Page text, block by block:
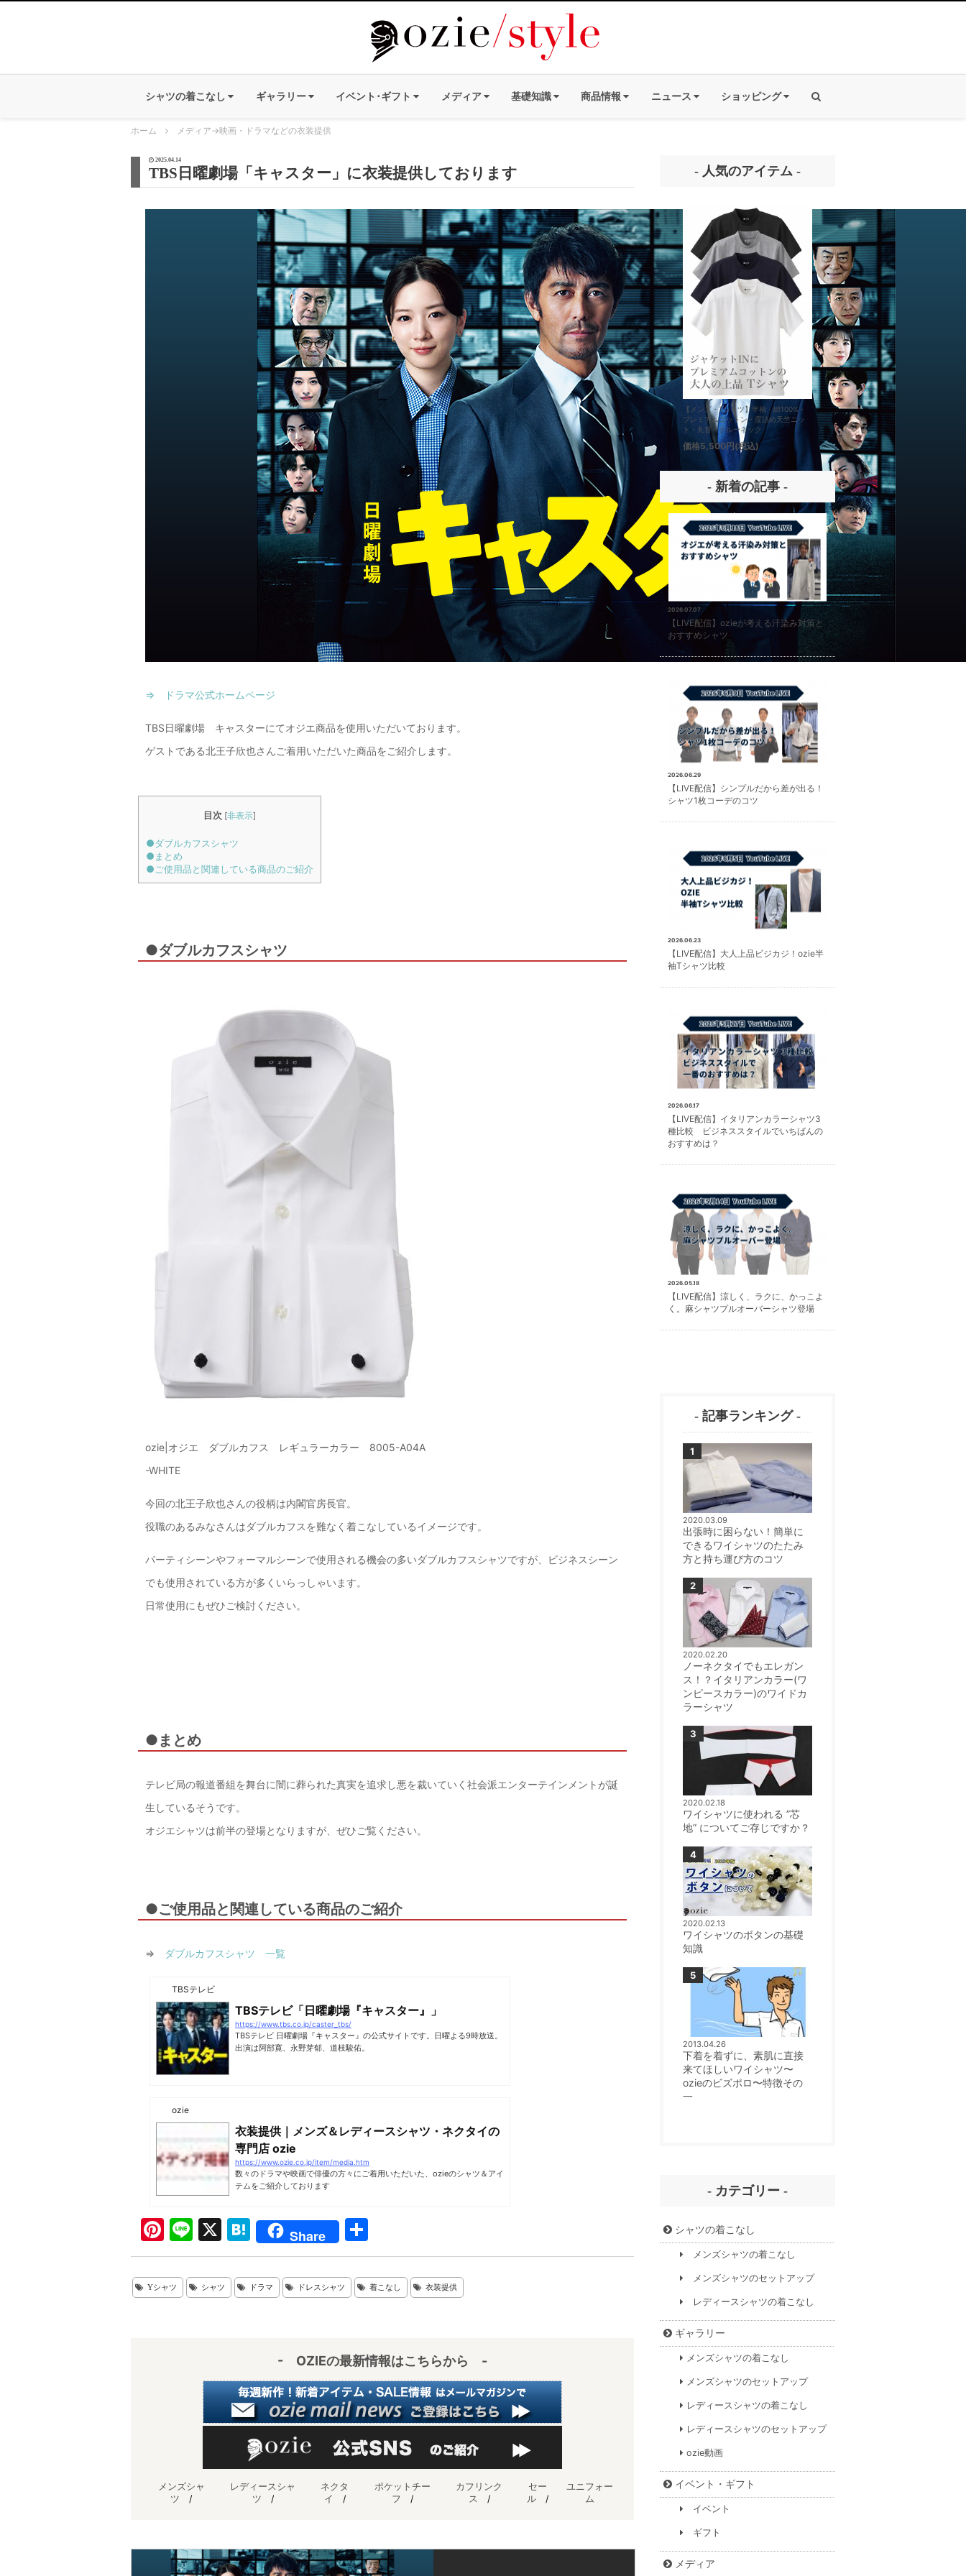
シャツの着こなし ギャラリー イベント･ギフト メディア 基礎知識 商品情報 ニュース ショッピング
ホーム メディア→映画・ドラマなどの衣装提供
2025.04.14
TBS日曜劇場「キャスター」に衣装提供しております
⇒ ドラマ公式ホームページ
TBS日曜劇場 キャスターにてオジエ商品を使用いただいております。
ゲストである北王子欣也さんご着用いただいた商品をご紹介します。
目次 [非表示]
●ダブルカフスシャツ
●まとめ
●ご使用品と関連している商品のご紹介
●ダブルカフスシャツ
ozie|オジエ ダブルカフス レギュラーカラー 8005-A04A
-WHITE
今回の北王子欣也さんの役柄は内閣官房長官。
役職のあるみなさんはダブルカフスを難なく着こなしているイメージです。
パーティシーンやフォーマルシーンで使用される機会の多いダブルカフスシャツですが、ビジネスシーン
でも使用されている方が多くいらっしゃいます。
日常使用にもぜひご検討ください。
●まとめ
テレビ局の報道番組を舞台に闇に葬られた真実を追求し悪を裁いていく社会派エンターテインメントが誕
生しているそうです。
オジエシャツは前半の登場となりますが、ぜひご覧ください。
●ご使用品と関連している商品のご紹介
⇒ ダブルカフスシャツ 一覧
TBSテレビ
TBSテレビ「日曜劇場『キャスター』」
https://www.tbs.co.jp/caster_tbs/
TBSテレビ 日曜劇場『キャスター』の公式サイトです。日曜よる9時放送。
出演は阿部寛、永野芽郁、道枝駿佑。
ozie
衣装提供｜メンズ＆レディースシャツ・ネクタイの
専門店 ozie
https://www.ozie.co.jp/item/media.htm
数々のドラマや映画で俳優の方々にご着用いただいた、ozieのシャツ＆アイ
テムをご紹介しております
Pi
nt
er
e
Li
n
e
X
H
at
e
n
Share
有
Yシャツ シャツ ドラマ ドレスシャツ 着こなし 衣装提供
- OZIEの最新情報はこちらから -
メンズシャ
ツ /
レディースシャ
ツ /
ネクタ
イ
/
ポケットチー
フ /
カフリンク
ス /
セー
ル/
ユニフォー
ム
- 人気のアイテム -
【メンズ・ドレスシャツ・ワイシャツ・
半袖】ナチュラルフィット・クールマッ
クス・ドライ・形態安定・オックスフォ
ード・イタリアンカラー・ボタンダウ
ン・スキッパー・第一ボタン無し
(税込)
【メンズ・Tシャツ】半袖・綿100%・
プレミアムコットン・度詰め天竺ニッ
ト・丸首・クルーネック
価格5,500円 (税込)
【メンズ・ドレスシャツ・ワイ
ナチュラルフィット・アイスコ
プレミアムコットン・イージー
タリアンカラー・ボタンダウン
パー・第一ボタン無し
価格8,800円
- 新着の記事 -
2026.07.07
【LIVE配信】ozieが考える汗染み対策と
おすすめシャツ
2026.06.29
【LIVE配信】シンプルだから差が出る！
シャツ1枚コーデのコツ
2026.06.23
【LIVE配信】大人上品ビジカジ！ozie半
袖Tシャツ比較
2026.06.17
【LIVE配信】イタリアンカラーシャツ3
種比較 ビジネススタイルでいちばんの
おすすめは？
2026.05.18
【LIVE配信】涼しく、ラクに、かっこよ
く。麻シャツプルオーバーシャツ登場
- 記事ランキング -
2020.03.09
出張時に困らない！簡単に
できるワイシャツのたたみ
方と持ち運び方のコツ
2020.02.20
ノーネクタイでもエレガン
ス！？イタリアンカラー(ワ
ンピースカラー)のワイドカ
ラーシャツ
2020.02.18
ワイシャツに使われる ”芯
地” についてご存じですか？
2020.02.13
ワイシャツのボタンの基礎
知識
2013.04.26
下着を着ずに、素肌に直接
来てほしいワイシャツ〜
ozieのビズポロ〜特徴その
一
- カテゴリー -
シャツの着こなし
メンズシャツの着こなし
メンズシャツのセットアップ
レディースシャツの着こなし
ギャラリー
メンズシャツの着こなし
メンズシャツのセットアップ
レディースシャツの着こなし
レディースシャツのセットアップ
ozie動画
イベント・ギフト
イベント
ギフト
メディア